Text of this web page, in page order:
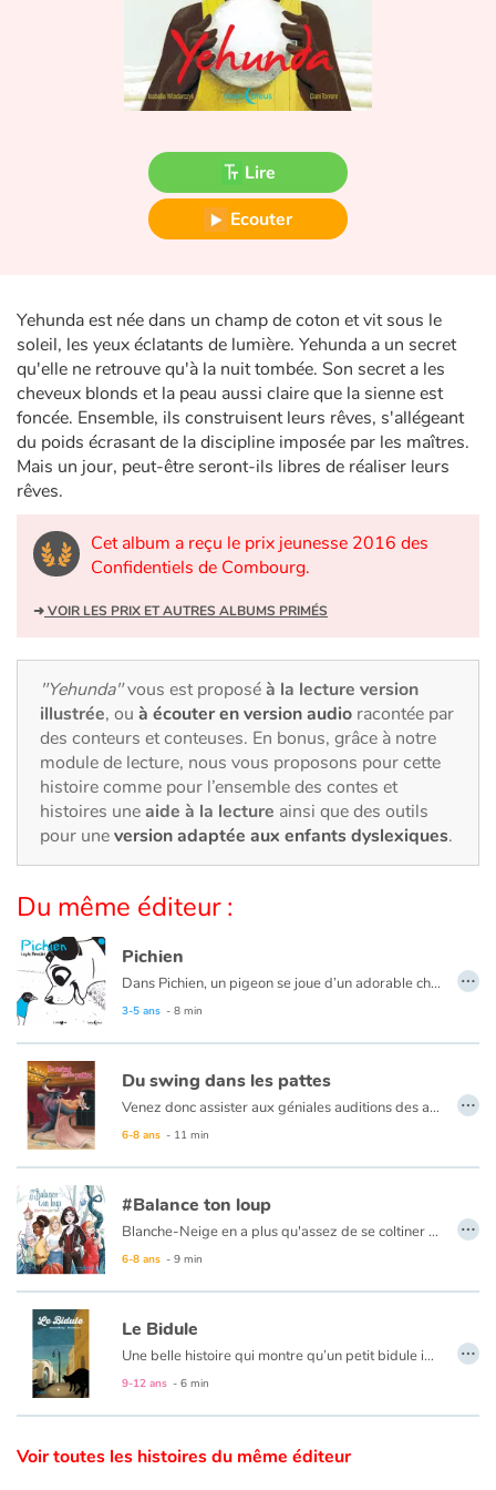
Fable, mythe, littérature et poésie
Princesses et princes, rois, reines et dragons
Héroïnes et héros
Écologie, nature, saisons
Voyage, épopée, enquête, aventure
Autour du monde
Apprentissage
Art, espace, activité
Documentaires
En famille
Quotidien et loisirs
À l'école
Fêtes et évènements
Amour et amitié
Émotions et sentiments
Formats et illustrations
Catalogue anglais
Contraste +
Aide
Accueil
Famille
Écoles
Médiathèques
Vidéos & Tutoriaux
Lire
Ecouter
Yehunda est née dans un champ de coton et vit sous le
soleil, les yeux éclatants de lumière. Yehunda a un secret
qu'elle ne retrouve qu'à la nuit tombée. Son secret a les
cheveux blonds et la peau aussi claire que la sienne est
foncée. Ensemble, ils construisent leurs rêves, s'allégeant
du poids écrasant de la discipline imposée par les maîtres.
Mais un jour, peut-être seront-ils libres de réaliser leurs
rêves.
Cet album a reçu le prix jeunesse 2016 des
Confidentiels de Combourg.
➜VOIR LES PRIX ET AUTRES ALBUMS PRIMÉS
"Yehunda"vous est proposéà la lecture version
illustrée, ou à écouter en version audio racontée par
des conteurs et conteuses. En bonus, grâce à notre
module de lecture, nous vous proposons pour cette
histoire comme pour l’ensemble des contes et
histoires uneaide à la lecture ainsi que des outils
pour uneversion adaptée aux enfants dyslexiques.
Du même éditeur :
Pichien
Dans Pichien, un pigeon se joue d’un adorable chien.
3-5 ans - 8 min
…
Du swing dans les pattes
Venez donc assister aux géniales auditions des animaux danseurs animés de passion. Virtuose Nours Riev en chorégraphe expert, assisté d'Arabesque, danseuse étoile légère, vont aller dénicher toutes les perles rares pour vous les révéler quand viendra le grand soir !
Déhanchés, pas de côté et claquettes frénétiques, embarquez maintenant pour un spectacle magique !
6-8 ans - 11 min
…
#Balance ton loup
Blanche-Neige en a plus qu'assez de se coltiner les corvées de 7 nains mal élevés. Et Cendrillon en a ras la choucroute que son Chat botté de mari chausse d'autres pieds dans son dos alors qu'elle le pensait charmant ! Grâce au zozio, les princesses vont s'unir pour se révolter contre leurs oppresseurs, et quand les filles se rebellent, ça balance !
6-8 ans - 9 min
…
Le Bidule
Une belle histoire qui montre qu’un petit bidule insignifiant peut parfois changer le cours d’une vie. Monsieur Banal menait une vie paisible et sans histoire. Mais il suffit parfois d’un rien pour que tout s’emballe. Un beau matin, Monsieur Banal fit une chose incroyable… Il se baissa, ramassa un petit bidule et le mit dans sa poche. C’était un tout petit bidule, mais il prit une place de plus en plus importante dans la vie de Monsieur Banal…
9-12 ans - 6 min
…
Voir toutes les histoires du même éditeur